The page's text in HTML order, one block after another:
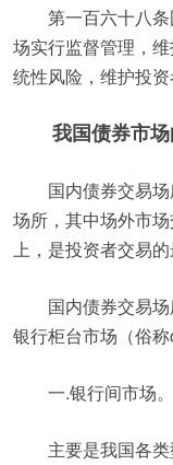
第一百六十八
场实行监督管理，
统性风险，维护投
我国债券市
国内债券交易
场所，其中场外市
上，是投资者交易的
国内债券交易
银行柜台市场（俗称
一.银行间市场。
主要是我国各